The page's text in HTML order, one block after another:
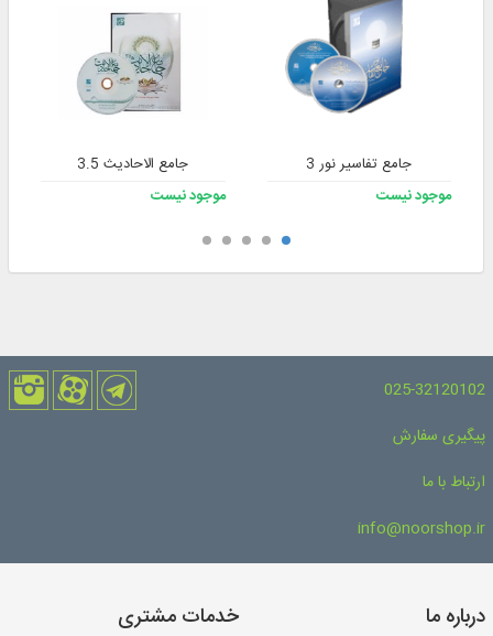
جامع تفاسیر نور 3
موجود نیست
جامع الاحادیث 3.5
موجود نیست
025-32120102
پیگیری سفارش
ارتباط با ما
info@noorshop.ir
درباره ما خدمات مشتری